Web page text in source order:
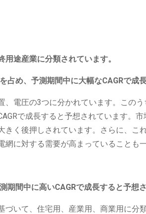
途産業に分類されています。
め、予測期間中に大幅なCAGRで成
、電圧の3つに分かれています。この
で成長すると予想されています。
く後押しされています。さらに、こ
に対する需要が高まっていることも
間中に高いCAGRで成長すると予想さ
いて、住宅用、産業用、商業用に分